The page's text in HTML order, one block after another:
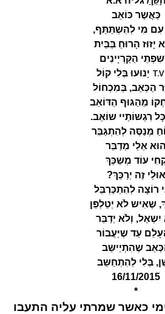
כַּאֲשֶר כּוֹאֵב
עִם מִי לְהִשְתַּתֵּף,
יָזוּז הָרוּחַ בַּבַּיִת
הַקַּרְיָינִים
T.V יָנוּעוּ בְּלִי קוֹל
הַכְּאֵב, בְּמִכְחוֹל
מֵהַגּוּף הַדּוֹאֵב
רִגְשוֹתַיי שוֹאֵב.
מְנַסֶּה לְהִתְגַּבֵּר
הוּא אֵלַי מְדַבֵּר
עוֹד מְשַכֵּךְ
אוּלַי זֶה יְרַכֵּךְ?
רוֹצָה לְהִתְכַּרְבֵּל
שֶאִיש לֹא יְטַלְפֵּן
יִשְאַל, וְלֹא יְדַבֵּר
עַד שֶיַּעֲבוֹר
שֶהִתְיַישֵּב
בְּלִי לְהִתְחַשֵּב
*
כאשר שמרתי עליה התעבו